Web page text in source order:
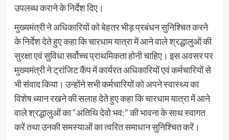
उपलब्ध कराने के निर्देश दिए।
मुख्यमंत्री ने अधिकारियों को बेहतर भीड़ प्रबंधन सुनिश्चित करने
के निर्देश देते हुए कहा कि चारधाम यात्रा में आने वाले श्रद्धालुओं की
सुरक्षा एवं सुविधा सर्वोच्च प्राथमिकता होनी चाहिए। इस अवसर पर
मुख्यमंत्री ने ट्रांजिट कैंप में कार्यरत अधिकारियों एवं कर्मचारियों से
भी संवाद किया। उन्होंने सभी कर्मचारियों को अपने स्वास्थ्य का
विशेष ध्यान रखने की सलाह देते हुए कहा कि चारधाम यात्रा में आने
वाले श्रद्धालुओं का “अतिथि देवो भव:” की भावना के साथ स्वागत
करें तथा उनकी समस्याओं का त्वरित समाधान सुनिश्चित करें।